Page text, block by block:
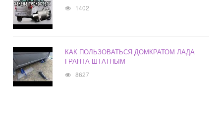
1402
КАК ПОЛЬЗОВАТЬСЯ ДОМКРАТОМ ЛАДА
ГРАНТА ШТАТНЫМ
8627